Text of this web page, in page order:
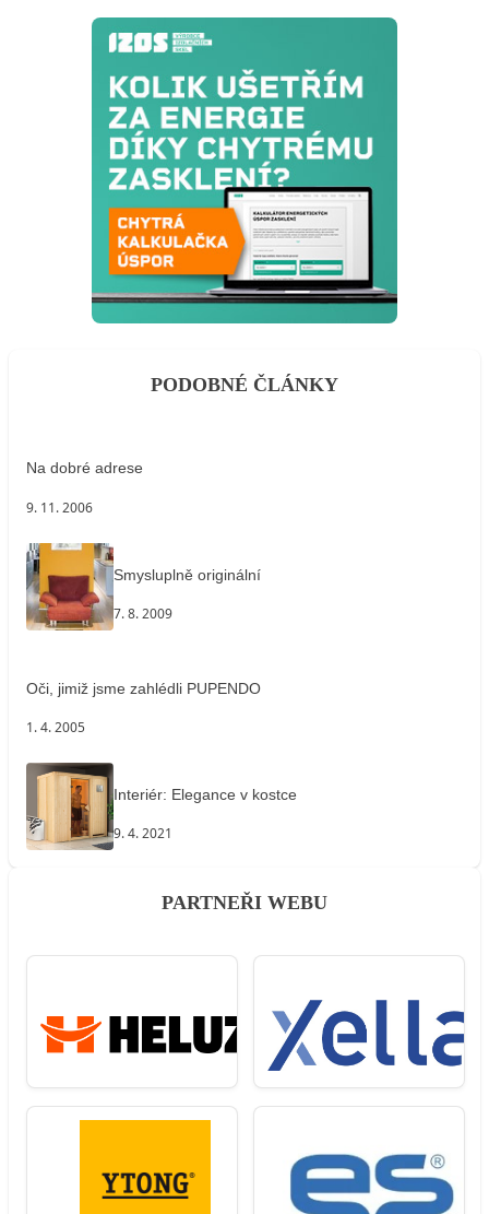
PODOBNÉ ČLÁNKY
Na dobré adrese
9. 11. 2006
Smysluplně originální
7. 8. 2009
Oči, jimiž jsme zahlédli PUPENDO
1. 4. 2005
Interiér: Elegance v kostce
9. 4. 2021
PARTNEŘI WEBU